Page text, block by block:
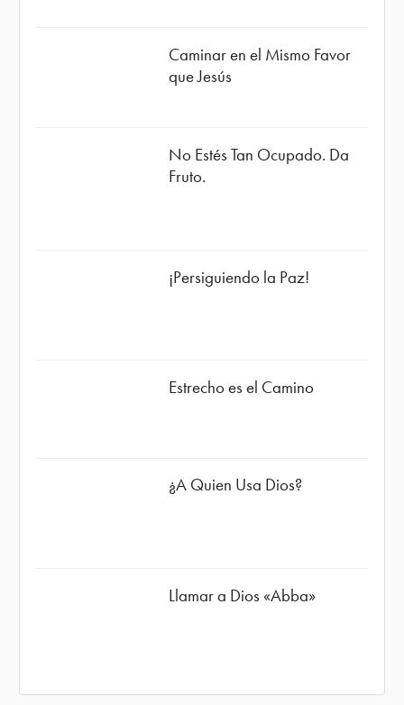
Caminar en el Mismo Favor
que Jesús
No Estés Tan Ocupado. Da
Fruto.
¡Persiguiendo la Paz!
Estrecho es el Camino
¿A Quien Usa Dios?
Llamar a Dios «Abba»